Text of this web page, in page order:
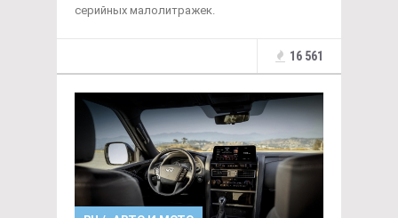
серийных малолитражек.
16 561